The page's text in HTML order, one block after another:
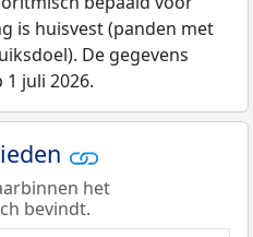
is huisvest (panden met
De gegevens
juli 2026.
het
bevindt.